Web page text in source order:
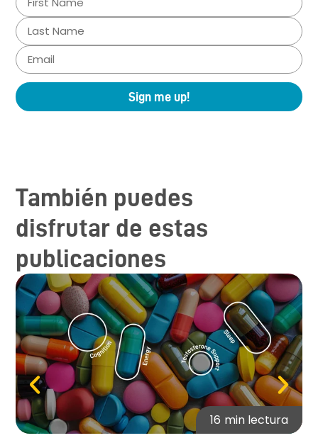
Sign me up!
También puedes
disfrutar de estas
publicaciones
16 min lectura